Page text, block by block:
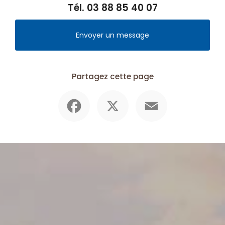
Tél. 03 88 85 40 07
Envoyer un message
Partagez cette page